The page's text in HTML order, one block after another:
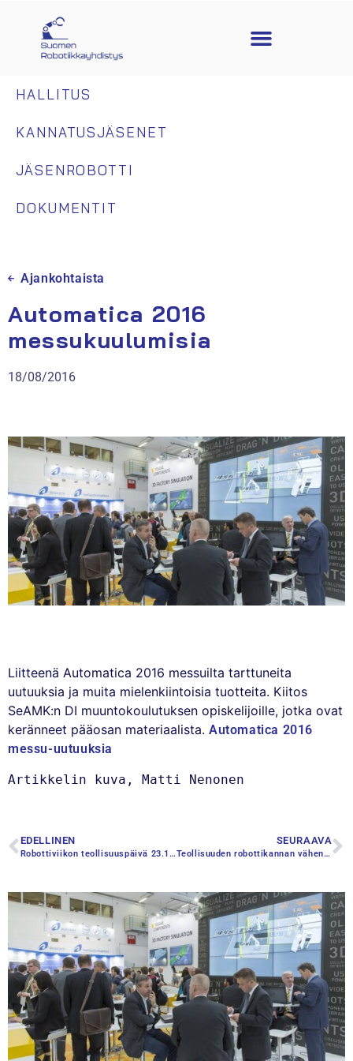
HALLITUS
KANNATUSJÄSENET
JÄSENROBOTTI
DOKUMENTIT
Ajankohtaista
Automatica 2016
messukuulumisia
18/08/2016
Liitteenä Automatica 2016 messuilta tarttuneita
uutuuksia ja muita mielenkiintoisia tuotteita. Kiitos
SeAMK:n DI muuntokoulutuksen opiskelijoille, jotka ovat
keränneet pääosan materiaalista. Automatica 2016
messu-uutuuksia
Artikkelin kuva, Matti Nenonen
EDELLINEN
Robottiviikon teollisuuspäivä 23.11.2016
SEURAAVA
Teollisuuden robottikannan väheneminen on pysähtynyt